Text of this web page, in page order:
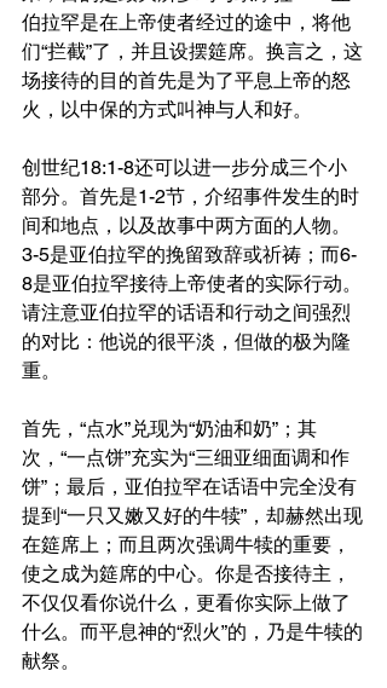
伯拉罕是在上帝使者经过的途中，将他
们“拦截”了，并且设摆筵席。换言之，这
场接待的目的首先是为了平息上帝的怒
火，以中保的方式叫神与人和好。
创世纪18:1-8还可以进一步分成三个小
部分。首先是1-2节，介绍事件发生的时
间和地点，以及故事中两方面的人物。
3-5是亚伯拉罕的挽留致辞或祈祷；而6-
8是亚伯拉罕接待上帝使者的实际行动。
请注意亚伯拉罕的话语和行动之间强烈
的对比：他说的很平淡，但做的极为隆
重。
首先，“点水”兑现为“奶油和奶”；其
次，“一点饼”充实为“三细亚细面调和作
饼”；最后，亚伯拉罕在话语中完全没有
提到“一只又嫩又好的牛犊”，却赫然出现
在筵席上；而且两次强调牛犊的重要，
使之成为筵席的中心。你是否接待主，
不仅仅看你说什么，更看你实际上做了
什么。而平息神的“烈火”的，乃是牛犊的
献祭。